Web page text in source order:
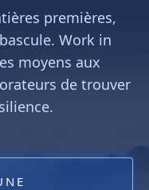
premières,
Work in
moyens aux
de trouver